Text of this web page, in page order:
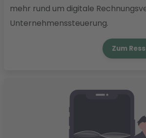
mehr rund um digitale
Unternehmenssteuerung.
Zum